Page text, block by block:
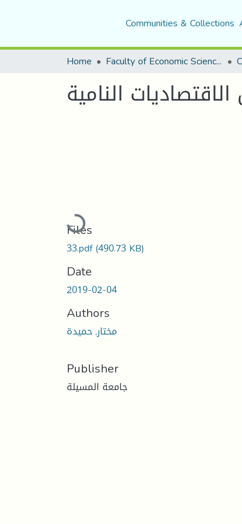
Communities & Collections
Home Faculty of Economic Sciences, Commerce and Management Sciences
النامية
Loading...
Files
33.pdf(490.73 KB)
Date
2019-02-04
Authors
مختار, حميدة
Publisher
جامعة المسيلة